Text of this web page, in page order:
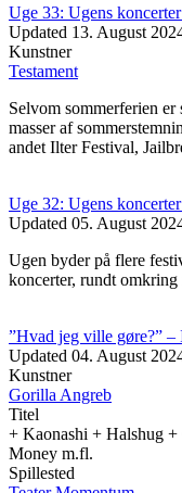
Uge 33: Ugens
Updated 13. August
Kunstner
Testament
Selvom sommerferien er
masser af
andet Ilter Festival,
Uge 32: Ugens
Updated 05. August
Ugen byder på flere
koncerter, rundt
”Hvad jeg ville gøre?” –
Updated 04. August
Kunstner
Gorilla Angreb
Titel
+ Kaonashi + Halshug
Money m.fl.
Spillested